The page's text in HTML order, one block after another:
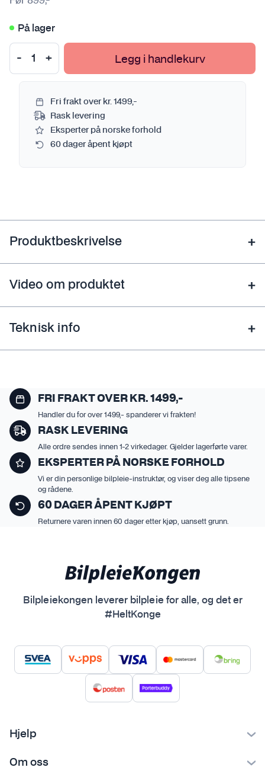
På lager
Legg i handlekurv
Fri frakt over kr. 1499,-
Rask levering
Eksperter på norske forhold
60 dager åpent kjøpt
Produktbeskrivelse
Video om produktet
Teknisk info
FRI FRAKT OVER KR. 1499,-
Handler du for over 1499,- spanderer vi frakten!
RASK LEVERING
Alle ordre sendes innen 1-2 virkedager. Gjelder lagerførte varer.
EKSPERTER PÅ NORSKE FORHOLD
Vi er din personlige bilpleie-instruktør, og viser deg alle tipsene
og rådene.
60 DAGER ÅPENT KJØPT
Returnere varen innen 60 dager etter kjøp, uansett grunn.
Bilpleiekongen leverer bilpleie for alle, og det er
#HeltKonge
Hjelp
Ofte stilte spørsmål
Om oss